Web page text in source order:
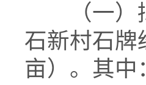
（一）拟
石新村石牌
亩）。其中